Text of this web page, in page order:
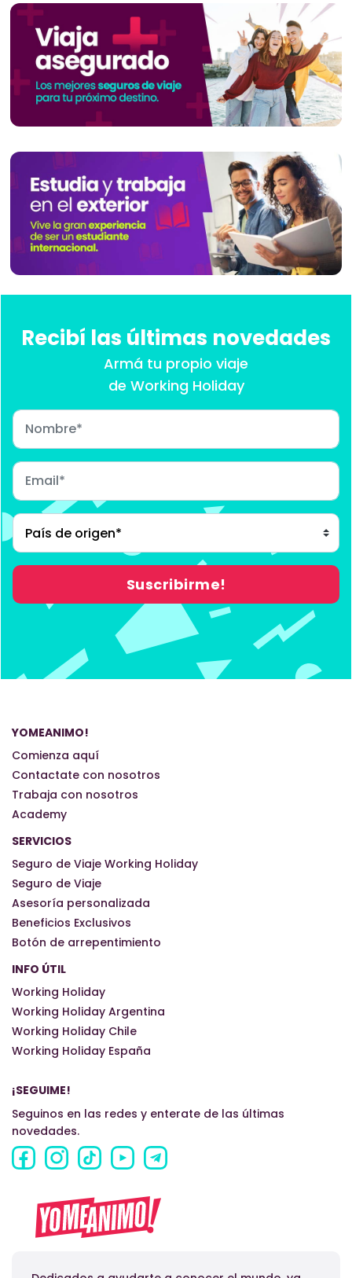
Recibí las últimas novedades
Armá tu propio viaje
de Working Holiday
YOMEANIMO!
Comienza aquí
Contactate con nosotros
Trabaja con nosotros
Academy
SERVICIOS
Seguro de Viaje Working Holiday
Seguro de Viaje
Asesoría personalizada
Beneficios Exclusivos
Botón de arrepentimiento
INFO ÚTIL
Working Holiday
Working Holiday Argentina
Working Holiday Chile
Working Holiday España
¡SEGUIME!
Seguinos en las redes y enterate de las últimas
novedades.